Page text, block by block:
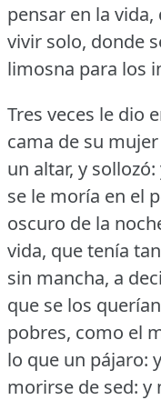
pensar en la
vivir solo, donde
limosna para los
Tres veces le dio
cama de su
un altar, y
se le moría en el
oscuro de la
vida, que tenía
sin mancha, a
que se los
pobres, como el
lo que un pájaro:
morirse de sed: y